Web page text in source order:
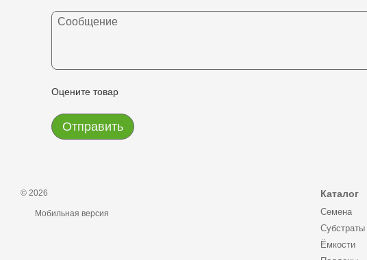
Оцените товар
Отправить
© 2026
Мобильная версия
Каталог
Семена
Субстраты
Ёмкости